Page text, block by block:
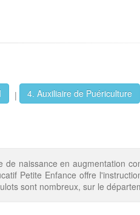
| 4. Auxiliaire de Puériculture
naissance en augmentation
Petite Enfance offre
sont nombreux, sur le